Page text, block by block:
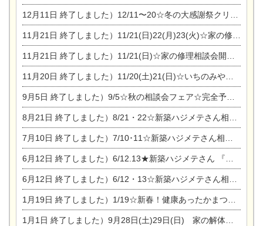
12月11日 終了しました）12/11〜20☆冬の大感謝祭クリスマス相談会開催
11月21日 終了しました）11/21(日)22(月)23(火)☆家の修理まつり＆増改築リフォーム相談会
11月21日 終了しました）11/21(日)☆家の修理相談会開催 in 扶桑オークビレッジ
11月20日 終了しました）11/20(土)21(日)☆いちのみや逸品市に出店します【ひのきのバラ販売】
9月5日 終了しました）9/5☆秋の相談会フェア☆完全予約制
8月21日 終了しました）8/21・22☆新築ハジメテさん相談会 『集まれ！農地に家を建てたい人！』
7月10日 終了しました）7/10･11☆新築ハジメテさん相談会 『集まれ！農地に家を建てたい人！』完全予約制
6月12日 終了しました）6/12.13★新築ハジメテさん 『木の家 現場体感見学会』
6月12日 終了しました）6/12・13☆新築ハジメテさん相談会『今ある土地に家を建てる際の注意点』
1月19日 終了しました）1/19☆新春！健康あったかまつり＆増改築リフォームまつり
1月1日 終了しました）9月28日(土)29日(日) 家の解体なんでも相談会